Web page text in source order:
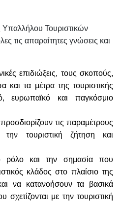
Υπαλλήλου Τουριστικών
τις απαραίτητες γνώσεις και
επιδιώξεις, τους σκοπούς,
και τα μέτρα της τουριστικής
ευρωπαϊκό και παγκόσμιο
τις παραμέτρους
τουριστική ζήτηση και
ρόλο και την σημασία που
κλάδος στο πλαίσιο της
να κατανοήσουν τα βασικά
σχετίζονται με την τουριστική